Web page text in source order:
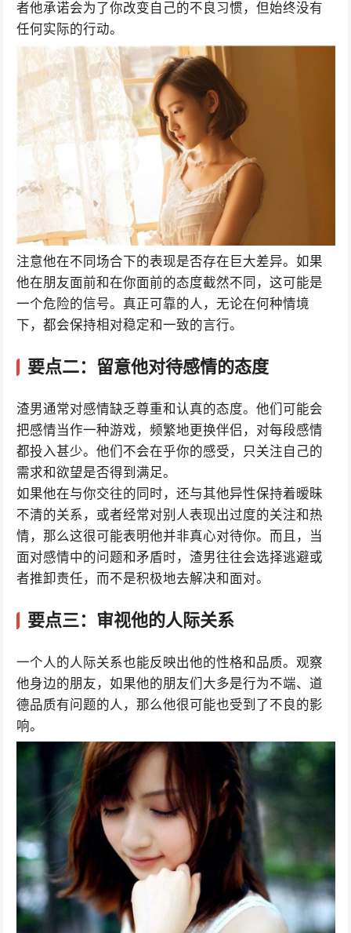
者他承诺会为了你改变自己的不良习惯，但始终没有
任何实际的行动。
注意他在不同场合下的表现是否存在巨大差异。如果
他在朋友面前和在你面前的态度截然不同，这可能是
一个危险的信号。真正可靠的人，无论在何种情境
下，都会保持相对稳定和一致的言行。
要点二：留意他对待感情的态度
渣男通常对感情缺乏尊重和认真的态度。他们可能会
把感情当作一种游戏，频繁地更换伴侣，对每段感情
都投入甚少。他们不会在乎你的感受，只关注自己的
需求和欲望是否得到满足。
如果他在与你交往的同时，还与其他异性保持着暧昧
不清的关系，或者经常对别人表现出过度的关注和热
情，那么这很可能表明他并非真心对待你。而且，当
面对感情中的问题和矛盾时，渣男往往会选择逃避或
者推卸责任，而不是积极地去解决和面对。
要点三：审视他的人际关系
一个人的人际关系也能反映出他的性格和品质。观察
他身边的朋友，如果他的朋友们大多是行为不端、道
德品质有问题的人，那么他很可能也受到了不良的影
响。